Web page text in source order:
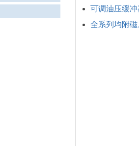
可调油压缓冲
全系列均附磁